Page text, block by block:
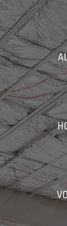
E-mail
Vorige